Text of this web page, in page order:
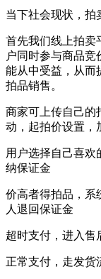
当下社会现状，拍
首先我们线上拍卖
户同时参与商品
能从中受益，从而
拍品销售。
商家可上传自己的
动，起拍价设置，
用户选择自己喜欢
纳保证金
价高者得拍品，系
人退回保证金
超时支付，进入售
正常支付，走发货